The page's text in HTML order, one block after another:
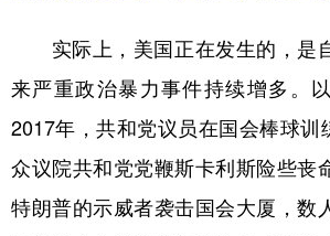
实际上，美国正在发生的，是
来严重政治暴力事件持续增多。
2017年，共和党议员在国会棒球训
众议院共和党党鞭斯卡利斯险些丧
特朗普的示威者袭击国会大厦，数